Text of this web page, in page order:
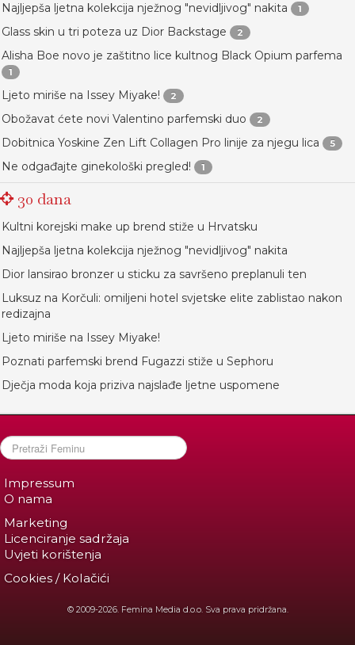
Najljepša ljetna kolekcija nježnog "nevidljivog" nakita 1
Glass skin u tri poteza uz Dior Backstage 2
Alisha Boe novo je zaštitno lice kultnog Black Opium parfema
1
Ljeto miriše na Issey Miyake! 2
Obožavat ćete novi Valentino parfemski duo 2
Dobitnica Yoskine Zen Lift Collagen Pro linije za njegu lica 5
Ne odgađajte ginekološki pregled! 1
30 dana
Kultni korejski make up brend stiže u Hrvatsku
Najljepša ljetna kolekcija nježnog "nevidljivog" nakita
Dior lansirao bronzer u sticku za savršeno preplanuli ten
Luksuz na Korčuli: omiljeni hotel svjetske elite zablistao nakon
redizajna
Ljeto miriše na Issey Miyake!
Poznati parfemski brend Fugazzi stiže u Sephoru
Dječja moda koja priziva najslađe ljetne uspomene
Impressum
O nama
Marketing
Licenciranje sadržaja
Uvjeti korištenja
Cookies / Kolačići
© 2009-2026. Femina Media d.o.o. Sva prava pridržana.